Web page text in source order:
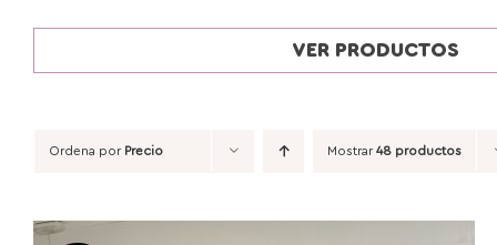
VER PRODUCTOS
Ordena por Precio Mostrar48 productos